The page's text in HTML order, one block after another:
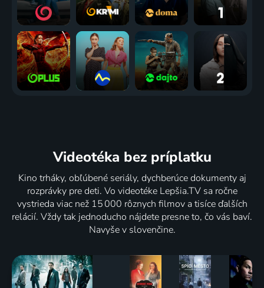
Videotéka bez príplatku
Kino trháky, obľúbené seriály, dychberúce dokumenty aj
rozprávky pre deti. Vo videotéke Lepšia.TV sa ročne
vystrieda viac než 15 000 rôznych filmov a tisíce ďalších
relácií. Vždy tak jednoducho nájdete presne to, čo vás baví.
Navyše v slovenčine.